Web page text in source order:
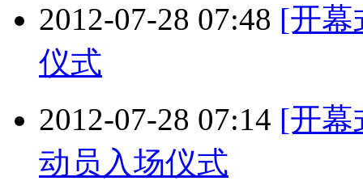
2012-07-28 07:48 [开幕
仪式
2012-07-28 07:14 [开幕
动员入场仪式